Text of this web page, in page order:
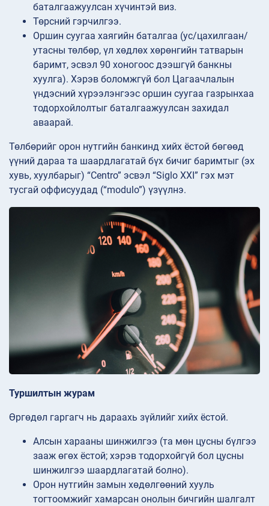
баталгаажуулсан хүчинтэй виз.
Төрсний гэрчилгээ.
Оршин суугаа хаягийн баталгаа (ус/цахилгаан/
утасны төлбөр, үл хөдлөх хөрөнгийн татварын
баримт, эсвэл 90 хоногоос дээшгүй банкны
хуулга). Хэрэв боломжгүй бол Цагаачлалын
үндэсний хүрээлэнгээс оршин суугаа газрынхаа
тодорхойлолтыг баталгаажуулсан захидал
аваарай.
Төлбөрийг орон нутгийн банкинд хийх ёстой бөгөөд
үүний дараа та шаардлагатай бүх бичиг баримтыг (эх
хувь, хуулбарыг) “Centro” эсвэл “Siglo XXI” гэх мэт
тусгай оффисуудад (“modulo”) үзүүлнэ.
Туршилтын журам
Өргөдөл гаргагч нь дараахь зүйлийг хийх ёстой.
Алсын харааны шинжилгээ (та мөн цусны бүлгээ
зааж өгөх ёстой; хэрэв тодорхойгүй бол цусны
шинжилгээ шаардлагатай болно).
Орон нутгийн замын хөдөлгөөний хууль
тогтоомжийг хамарсан онолын бичгийн шалгалт